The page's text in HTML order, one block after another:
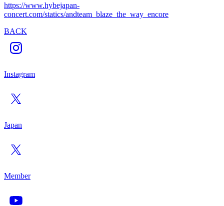
https://www.hybejapan-
concert.com/statics/andteam_blaze_the_way_encore
BACK
Instagram
Japan
Member